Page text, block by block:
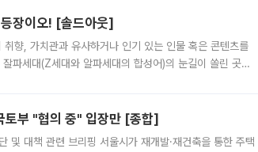
장이오! [솔드아웃]
향, 가치관과 유사하거나 인기 있는 인물 혹은 콘텐츠를
파세대(Z세대와 알파세대의 합성어)의 눈길이 쏠린 곳은
토부 "협의 중" 입장만 [종합]
및 대책 관련 브리핑 서울시가 재개발·재건축을 통한 주택